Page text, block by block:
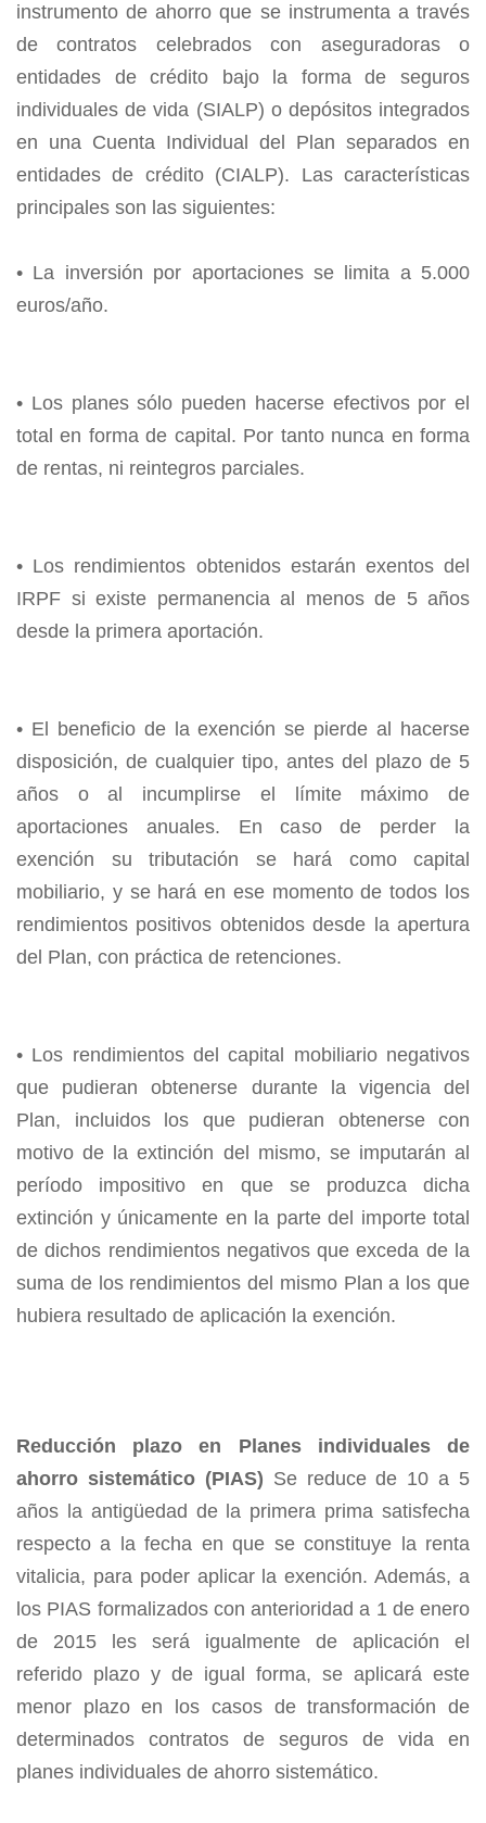
instrumento de ahorro que se instrumenta a través
de contratos celebrados con aseguradoras o
entidades de crédito bajo la forma de seguros
individuales de vida (SIALP) o depósitos integrados
en una Cuenta Individual del Plan separados en
entidades de crédito (CIALP). Las características
principales son las siguientes:
• La inversión por aportaciones se limita a 5.000
euros/año.
• Los planes sólo pueden hacerse efectivos por el
total en forma de capital. Por tanto nunca en forma
de rentas, ni reintegros parciales.
• Los rendimientos obtenidos estarán exentos del
IRPF si existe permanencia al menos de 5 años
desde la primera aportación.
• El beneficio de la exención se pierde al hacerse
disposición, de cualquier tipo, antes del plazo de 5
años o al incumplirse el límite máximo de
aportaciones anuales. En caso de perder la
exención su tributación se hará como capital
mobiliario, y se hará en ese momento de todos los
rendimientos positivos obtenidos desde la apertura
del Plan, con práctica de retenciones.
• Los rendimientos del capital mobiliario negativos
que pudieran obtenerse durante la vigencia del
Plan, incluidos los que pudieran obtenerse con
motivo de la extinción del mismo, se imputarán al
período impositivo en que se produzca dicha
extinción y únicamente en la parte del importe total
de dichos rendimientos negativos que exceda de la
suma de los rendimientos del mismo Plan a los que
hubiera resultado de aplicación la exención.
Reducción plazo en Planes individuales de
ahorro sistemático (PIAS) Se reduce de 10 a 5
años la antigüedad de la primera prima satisfecha
respecto a la fecha en que se constituye la renta
vitalicia, para poder aplicar la exención. Además, a
los PIAS formalizados con anterioridad a 1 de enero
de 2015 les será igualmente de aplicación el
referido plazo y de igual forma, se aplicará este
menor plazo en los casos de transformación de
determinados contratos de seguros de vida en
planes individuales de ahorro sistemático.